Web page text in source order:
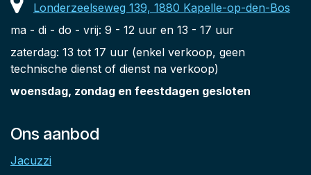
Londerzeelseweg 139, 1880 Kapelle-op-den-Bos
ma - di - do - vrij: 9 - 12 uur en 13 - 17 uur
zaterdag: 13 tot 17 uur (enkel verkoop, geen
technische dienst of dienst na verkoop)
woensdag, zondag en feestdagen gesloten
Ons aanbod
Jacuzzi